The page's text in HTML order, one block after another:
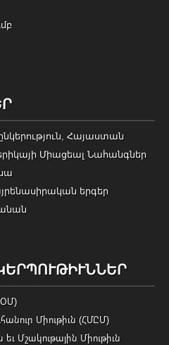
Հայաստան
Միացեալ Նահանգներ
երգեր
Միութիւն (ՀՄԸՄ)
Մշակութային Միութիւն